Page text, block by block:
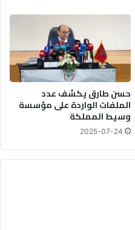
حسن طارق يكشف عدد
الملفات الواردة على مؤسسة
وسيط المملكة
2025-07-24